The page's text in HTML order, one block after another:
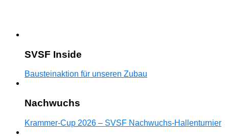
SVSF Inside
Bausteinaktion für unseren Zubau
Nachwuchs
Krammer-Cup 2026 – SVSF Nachwuchs-Hallenturnier